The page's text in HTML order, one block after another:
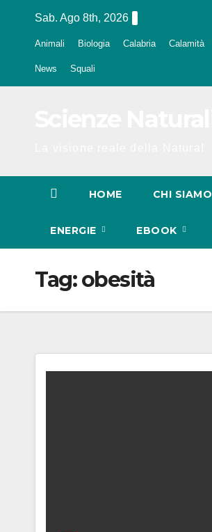
Sab. Ago 8th, 2026
Animali Biologia Calabria Calamità
News Squali
HOME CHI SIAMO
ENERGIE EBOOK
Tag:obesità